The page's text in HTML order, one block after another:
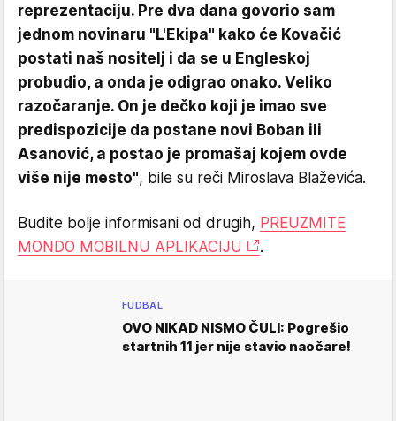
reprezentaciju. Pre dva dana govorio sam
jednom novinaru "L'Ekipa" kako će Kovačić
postati naš nositelj i da se u Engleskoj
probudio, a onda je odigrao onako. Veliko
razočaranje. On je dečko koji je imao sve
predispozicije da postane novi Boban ili
Asanović, a postao je promašaj kojem ovde
više nije mesto", bile su reči Miroslava Blaževića.
Budite bolje informisani od drugih, PREUZMITE
MONDO MOBILNU APLIKACIJU
.
FUDBAL
OVO NIKAD NISMO ČULI: Pogrešio
startnih 11 jer nije stavio naočare!